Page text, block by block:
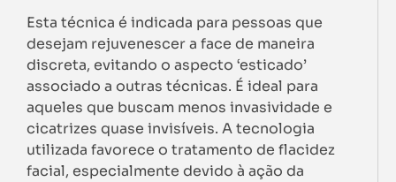
Esta técnica é indicada para pessoas que
desejam rejuvenescer a face de maneira
discreta, evitando o aspecto ‘esticado’
associado a outras técnicas. É ideal para
aqueles que buscam menos invasividade e
cicatrizes quase invisíveis. A tecnologia
utilizada favorece o tratamento de flacidez
facial, especialmente devido à ação da